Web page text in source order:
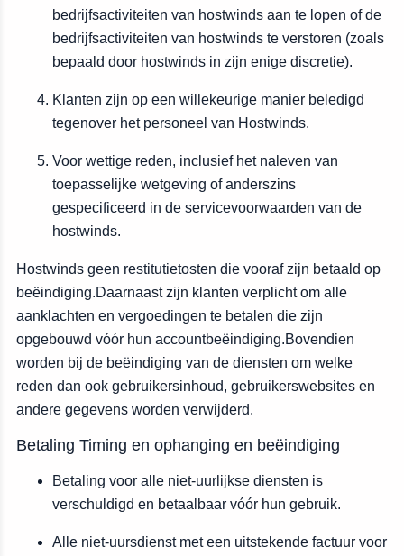
bedrijfsactiviteiten van hostwinds aan te lopen of de
bedrijfsactiviteiten van hostwinds te verstoren (zoals
bepaald door hostwinds in zijn enige discretie).
Klanten zijn op een willekeurige manier beledigd
tegenover het personeel van Hostwinds.
Voor wettige reden, inclusief het naleven van
toepasselijke wetgeving of anderszins
gespecificeerd in de servicevoorwaarden van de
hostwinds.
Hostwinds geen restitutietosten die vooraf zijn betaald op
beëindiging.Daarnaast zijn klanten verplicht om alle
aanklachten en vergoedingen te betalen die zijn
opgebouwd vóór hun accountbeëindiging.Bovendien
worden bij de beëindiging van de diensten om welke
reden dan ook gebruikersinhoud, gebruikerswebsites en
andere gegevens worden verwijderd.
Betaling Timing en ophanging en beëindiging
Betaling voor alle niet-uurlijkse diensten is
verschuldigd en betaalbaar vóór hun gebruik.
Alle niet-uursdienst met een uitstekende factuur voor